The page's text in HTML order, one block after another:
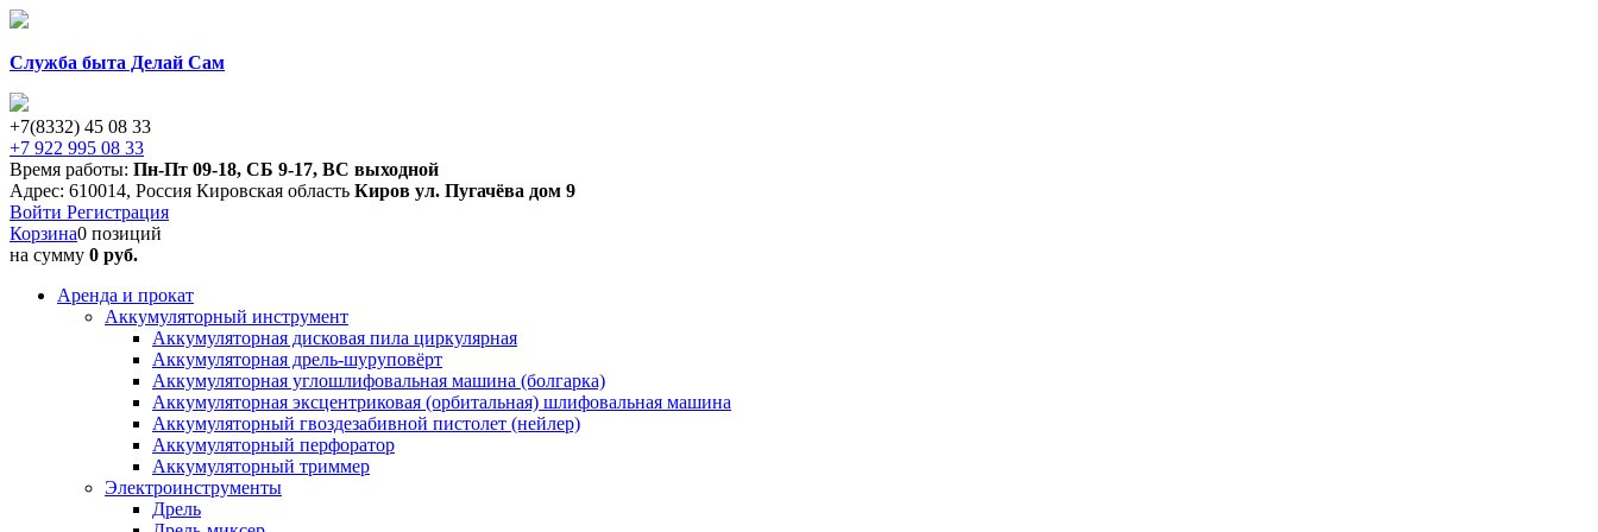
Служба быта Делай Сам
+7(8332) 45 08 33
+7 922 995 08 33
Время работы: Пн-Пт 09-18, СБ 9-17, ВС выходной
Адрес: 610014, Россия Кировская область Киров ул. Пугачёва дом 9
Войти Регистрация
Корзина0 позиций
на сумму 0 руб.
Аренда и прокат
Аккумуляторный инструмент
Аккумуляторная дисковая пила циркулярная
Аккумуляторная дрель-шуруповёрт
Аккумуляторная углошлифовальная машина (болгарка)
Аккумуляторная эксцентриковая (орбитальная) шлифовальная машина
Аккумуляторный гвоздезабивной пистолет (нейлер)
Аккумуляторный перфоратор
Аккумуляторный триммер
Электроинструменты
Дрель